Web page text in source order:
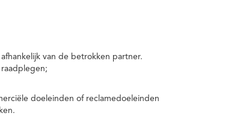
van de betrokken partner.
doeleinden of reclamedoeleinden